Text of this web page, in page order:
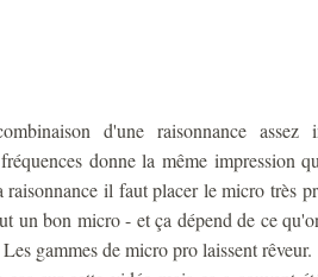
d'une raisonnance assez
donne la même impression
raisonnance il faut placer le micro très
un bon micro - et ça dépend de ce
gammes de micro pro laissent rêveur.